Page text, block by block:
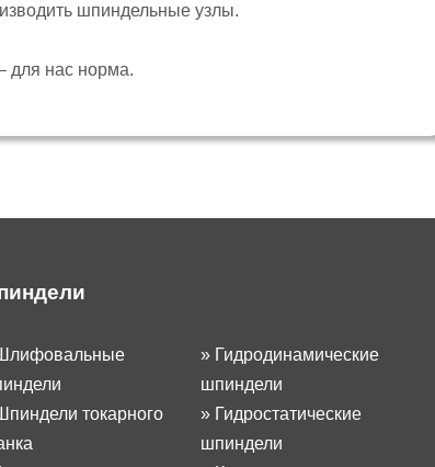
шпиндельные узлы.
для нас норма.
токарного
» Гидродинамические
шпиндели
» Гидростатические
шпиндели